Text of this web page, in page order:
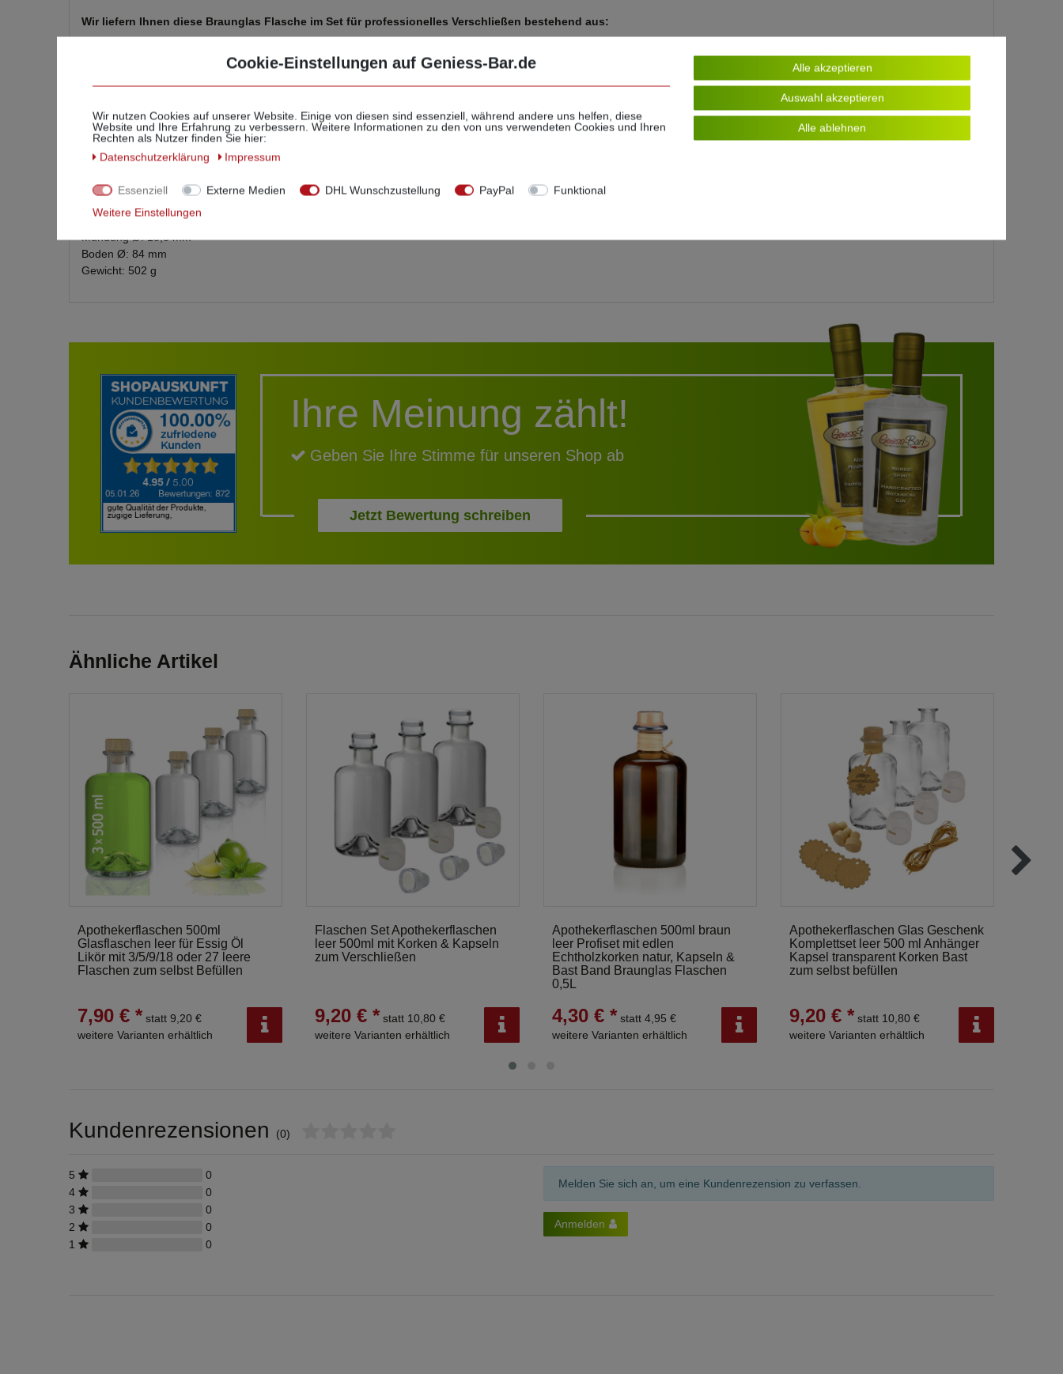
Wir liefern Ihnen diese Braunglas Flasche im Set für professionelles Verschließen bestehend aus:
- 1 Apothekerflasche schwarz braun antik
- 1 Flaschenkapsel zum selbst Verschweißen (Fön genügt)
- 3 stilvolle selbstklebende Etiketten in verschiedenen Motiven
Die ansprechenden Etiketten sind hochwertig bedruckt, abwaschbar und machen Ihre Flaschen zu liebenswerten Unikaten, die perfekt als Geschenk geeignet sind!
Klebstoffen! Wer möchte, kann den Stopfen vor dem Reindrücken etwas anfeuchten. Beim Abnehmen des Korkens nicht knicken sondern drehen!
Höhe: Flasche 161 mm + Korken 15 mm = gesamt 176 mm
Mündung Ø: 18,3 mm
Boden Ø: 84 mm
Gewicht: 502 g
Ihre Meinung zählt!
Geben Sie Ihre Stimme für unseren Shop ab
Jetzt Bewertung schreiben
Ähnliche Artikel
Apothekerflaschen 500ml
Glasflaschen leer für Essig Öl
Likör mit 3/5/9/18 oder 27 leere
Flaschen zum selbst Befüllen
7,90 € * statt 9,20 €
weitere Varianten erhältlich
Flaschen Set Apothekerflaschen
leer 500ml mit Korken & Kapseln
zum Verschließen
9,20 € * statt 10,80 €
weitere Varianten erhältlich
Apothekerflaschen 500ml braun
leer Profiset mit edlen
Echtholzkorken natur, Kapseln &
Bast Band Braunglas Flaschen
0,5L
4,30 € * statt 4,95 €
weitere Varianten erhältlich
Apothekerflaschen Glas Geschenk
Komplettset leer 500 ml Anhänger
Kapsel transparent Korken Bast
zum selbst befüllen
9,20 € * statt 10,80 €
weitere Varianten erhältlich
Kundenrezensionen (0)
5
0
4
0
3
0
2
0
1
0
Melden Sie sich an, um eine Kundenrezension zu verfassen.
Anmelden
Cookie-Einstellungen auf Geniess-Bar.de
Wir nutzen Cookies auf unserer Website. Einige von diesen sind essenziell, während andere uns helfen, diese
Website und Ihre Erfahrung zu verbessern. Weitere Informationen zu den von uns verwendeten Cookies und Ihren
Rechten als Nutzer finden Sie hier:
Daten­schutz­erklärung
Impressum
Essenziell Externe Medien DHL Wunschzustellung PayPal
Funktional
Weitere Einstellungen
Alle akzeptieren
Auswahl akzeptieren
Alle ablehnen